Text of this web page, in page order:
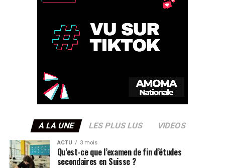
A LA UNE LES PLUS LUS VIDEOS
ACTU 3 mois
Qu’est-ce que l’examen de fin d’études
secondaires en Suisse ?